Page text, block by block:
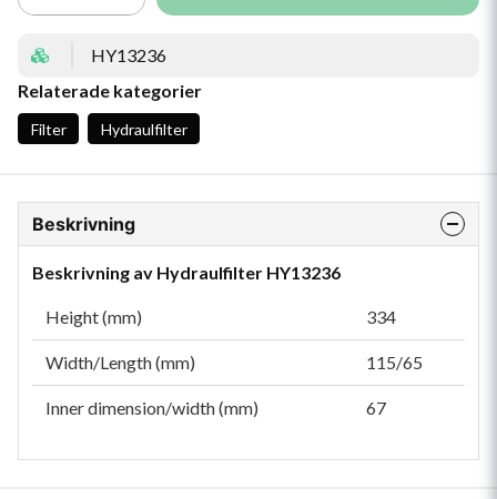
HY13236
Relaterade kategorier
Filter Hydraulfilter
Beskrivning
Beskrivning av Hydraulfilter HY13236
Height (mm) 334
Width/Length (mm) 115/65
Inner dimension/width (mm) 67